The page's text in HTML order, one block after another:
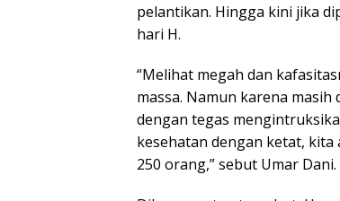
pelantikan. Hingga kini jika
hari H.
“Melihat megah dan
massa. Namun karena masih
dengan tegas
kesehatan dengan ketat, kita
250 orang,” sebut Umar Dani.